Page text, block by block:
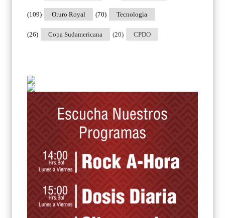
Oruro Royal
(109) Tecnologia
(70)
Copa Sudamericana
(26) CPDO
(20)